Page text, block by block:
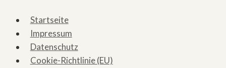
Zweiten«
Startseite
Impressum
Datenschutz
Cookie-Richtlinie (EU)